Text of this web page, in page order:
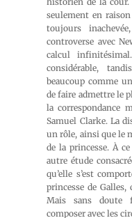
seulement en
toujours
controverse avec
calcul
considérable,
beaucoup comme
de faire admettre le
la correspondance
Samuel Clarke. La
un rôle, ainsi que le
de la princesse. À
autre étude
qu’elle s’est
princesse de
Mais sans doute
composer avec les